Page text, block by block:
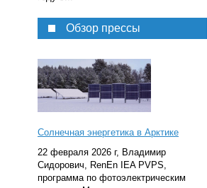
Обзор прессы
Солнечная энергетика в Арктике
22 февраля 2026 г, Владимир
Сидорович, RenEn IEA PVPS,
программа по фотоэлектрическим